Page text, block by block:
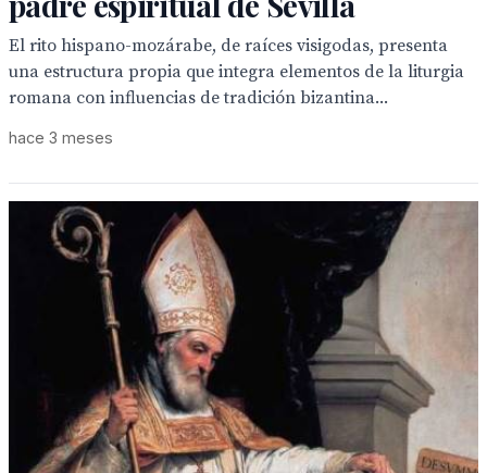
El rito hispano-mozárabe, de raíces visigodas, presenta
una estructura propia que integra elementos de la liturgia
romana con influencias de tradición bizantina...
hace 3 meses